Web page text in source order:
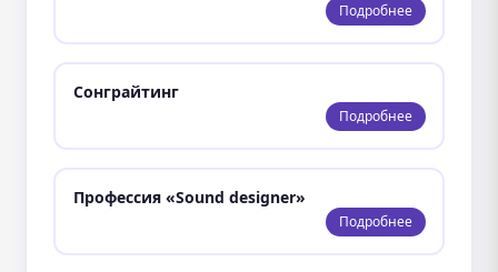
Подробнее
Сонграйтинг
Подробнее
Профессия «Sound designer»
Подробнее